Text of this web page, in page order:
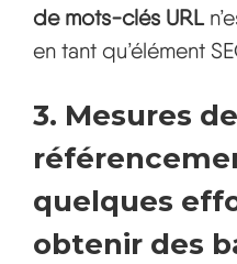
de mots-clés URL
en tant qu’élément
3. Mesures de
quelques
obtenir des